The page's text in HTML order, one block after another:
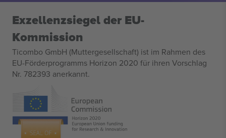
Exzellenzsiegel der EU-
Kommission
Ticombo GmbH (Muttergesellschaft) ist im Rahmen des
EU-Förderprogramms Horizon 2020 für ihren Vorschlag
Nr. 782393 anerkannt.